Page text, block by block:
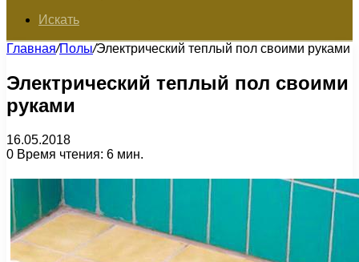
Искать
Главная/Полы/Электрический теплый пол своими руками
Электрический теплый пол своими
руками
16.05.2018
0 Время чтения: 6 мин.